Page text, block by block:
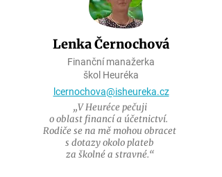
Lenka Černochová
Finanční manažerka
škol Heuréka
lcernochova@isheureka.cz
„V Heuréce pečuji
o oblast financía účetnictví.
Rodiče sena měmohou obracet
s dotazyokoloplateb
za školnéa stravné.“